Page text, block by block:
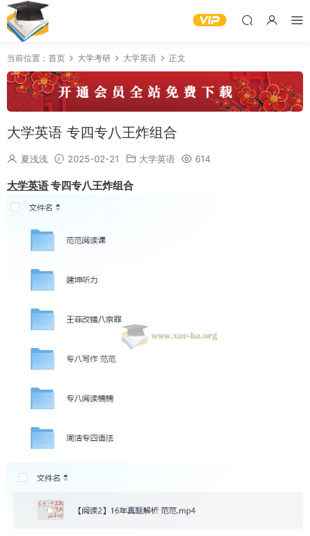
当前位置： 首页 大学考研 大学英语 正文
大学英语 专四专八王炸组合
夏浅浅 2025-02-21 大学英语 614
大学英语专四专八王炸组合